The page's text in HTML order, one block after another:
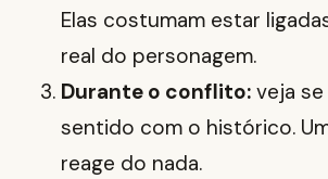
Elas costumam estar
real do personagem.
Durante o conflito: veja
sentido com o histórico.
reage do nada.